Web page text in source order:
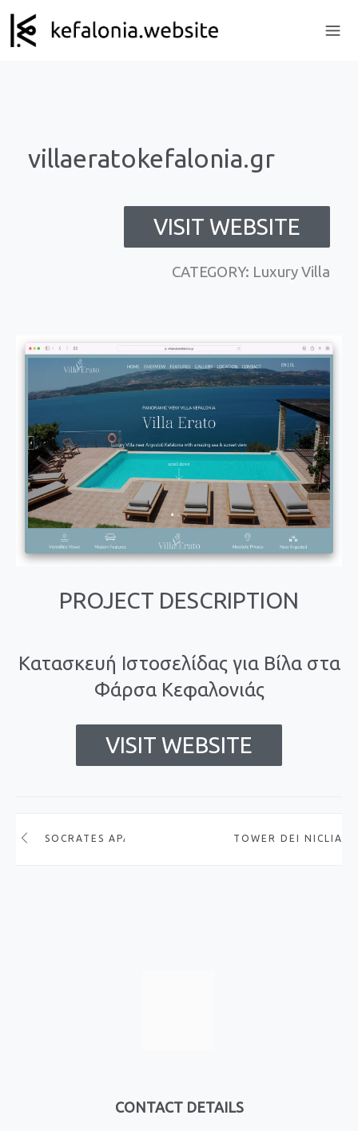
villaeratokefalonia.gr
VISIT WEBSITE
CATEGORY: Luxury Villa
PROJECT DESCRIPTION
Κατασκευή Ιστοσελίδας για Βίλα στα
Φάρσα Κεφαλονιάς
VISIT WEBSITE
SOCRATES APARTMENTS ΤOWER DEI ΝICLIANI
CONTACT DETAILS